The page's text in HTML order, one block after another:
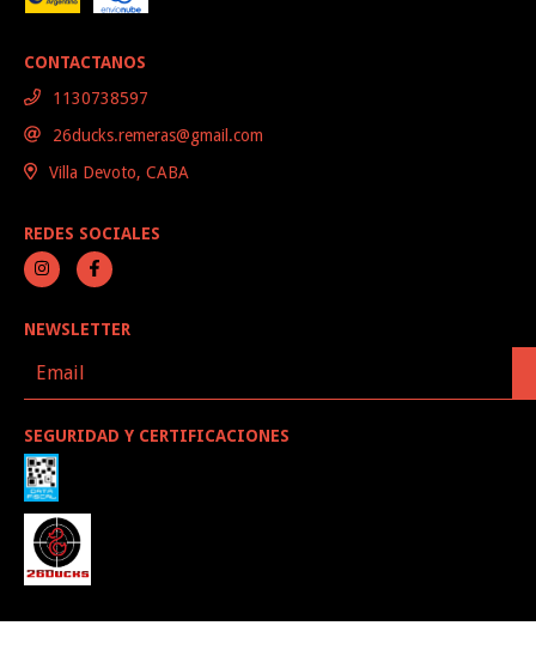
CONTACTANOS
1130738597
26ducks.remeras@gmail.com
Villa Devoto, CABA
REDES SOCIALES
NEWSLETTER
SEGURIDAD Y CERTIFICACIONES